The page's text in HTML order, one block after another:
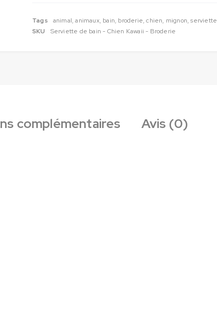
Tags animal,animaux, bain, broderie,chien, mignon,serviette
SKU
Serviette de bain - Chien Kawaii - Broderie
complémentaires Avis (0)